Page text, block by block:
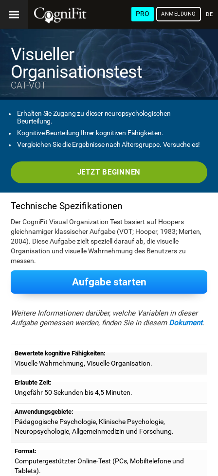
PRO ANMELDUNG
Visueller
Organisationstest
CAT-VOT
Erhalten Sie Zugang zu dieser neuropsychologischen
Beurteilung.
Kognitive Beurteilung Ihrer kognitiven Fähigkeiten.
Vergleichen Sie die Ergebnisse nach Altersgruppe. Versuche es!
JETZT BEGINNEN
Technische Spezifikationen
Der CogniFit Visual Organization Test basiert auf Hoopers
gleichnamiger klassischer Aufgabe (VOT; Hooper, 1983; Merten,
2004). Diese Aufgabe zielt speziell darauf ab, die visuelle
Organisation und visuelle Wahrnehmung des Benutzers zu
messen.
Aufgabe starten
Weitere Informationen darüber, welche Variablen in dieser
Aufgabe gemessen werden, finden Sie in diesem Dokument.
Bewertete kognitive Fähigkeiten:
Visuelle Wahrnehmung, Visuelle Organisation.
Erlaubte Zeit:
Ungefähr 50 Sekunden bis 4,5 Minuten.
Anwendungsgebiete:
Pädagogische Psychologie, Klinische Psychologie,
Neuropsychologie, Allgemeinmedizin und Forschung.
Format:
Computergestützter Online-Test (PCs, Mobiltelefone und
Tablets).